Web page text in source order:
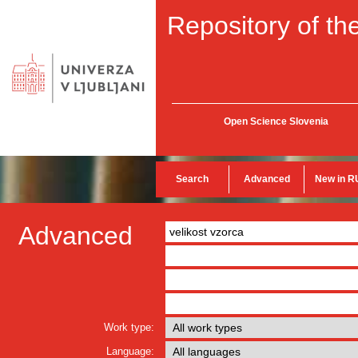
Repository of
Open Science Slovenia
Search Advanced New in
Advanced
Work type:
Language: